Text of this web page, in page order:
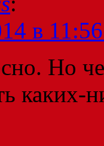
в
Но
каких-